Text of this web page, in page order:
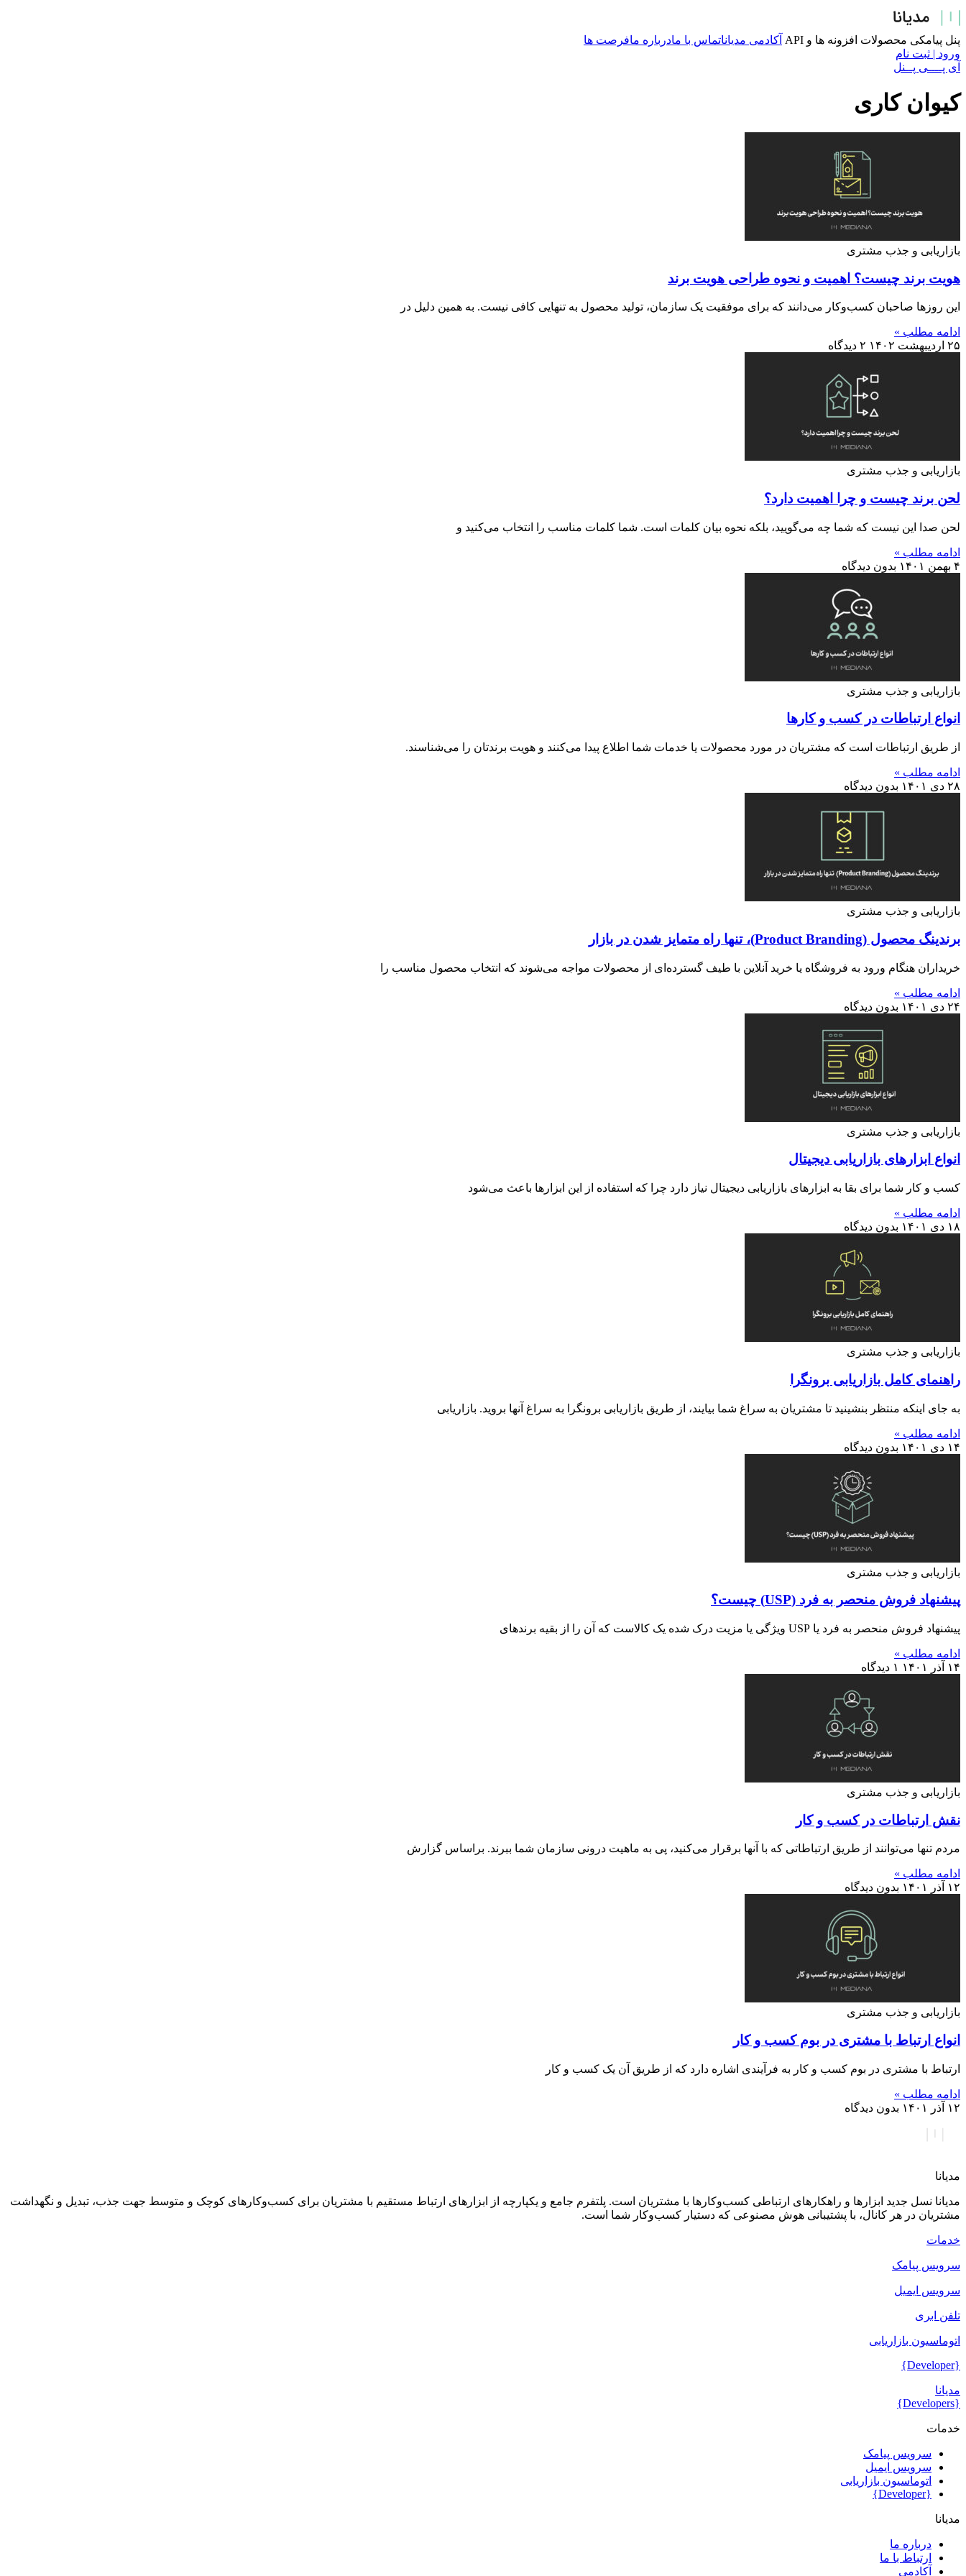
پرش
به
محتوا
پنل پیامکی محصولات افزونه ها و API آکادمی مدیاناتماس با مادرباره مافرصت ها
ورود | ثبت نام
آی پــــی پــنل
کیوان کاری
بازاریابی و جذب مشتری
هویت برند چیست؟ اهمیت و نحوه طراحی هویت برند
این روزها صاحبان کسب‌وکار می‌دانند که برای موفقیت یک سازمان، تولید محصول به تنهایی کافی نیست. به همین دلیل در
ادامه مطلب »
۲۵ اردیبهشت ۱۴۰۲
۲ دیدگاه
بازاریابی و جذب مشتری
لحن برند چیست و چرا اهمیت دارد؟
لحن صدا این نیست که شما چه می‌گویید، بلکه نحوه بیان کلمات است. شما کلمات مناسب را انتخاب می‌کنید و
ادامه مطلب »
۴ بهمن ۱۴۰۱
بدون دیدگاه
بازاریابی و جذب مشتری
انواع ارتباطات در کسب و کارها
از طریق ارتباطات است که مشتریان در مورد محصولات یا خدمات شما اطلاع پیدا می‌کنند و هویت برندتان را می‌شناسند.
ادامه مطلب »
۲۸ دی ۱۴۰۱
بدون دیدگاه
بازاریابی و جذب مشتری
برندینگ محصول (Product Branding)، تنها راه متمایز شدن در بازار
خریداران هنگام ورود به فروشگاه یا خرید آنلاین با طیف گسترده‌ای از محصولات مواجه می‌شوند که انتخاب محصول مناسب را
ادامه مطلب »
۲۴ دی ۱۴۰۱
بدون دیدگاه
بازاریابی و جذب مشتری
انواع ابزارهای بازاریابی دیجیتال
کسب و کار شما برای بقا به ابزارهای بازاریابی دیجیتال نیاز دارد چرا که استفاده از این ابزارها باعث می‌شود
ادامه مطلب »
۱۸ دی ۱۴۰۱
بدون دیدگاه
بازاریابی و جذب مشتری
راهنمای کامل بازاریابی برونگرا
به جای اینکه منتظر بنشینید تا مشتریان به سراغ شما بیایند، از طریق بازاریابی برونگرا به سراغ آنها بروید. بازاریابی
ادامه مطلب »
۱۴ دی ۱۴۰۱
بدون دیدگاه
بازاریابی و جذب مشتری
پیشنهاد فروش منحصر به فرد (USP) چیست؟
پیشنهاد فروش منحصر به فرد یا USP ویژگی یا مزیت درک شده یک کالاست که آن را از بقیه برندهای
ادامه مطلب »
۱۴ آذر ۱۴۰۱
۱ دیدگاه
بازاریابی و جذب مشتری
نقش ارتباطات در کسب و کار
مردم تنها می‌توانند از طریق ارتباطاتی که با آنها برقرار می‌کنید، پی به ماهیت درونی سازمان شما ببرند. براساس گزارش
ادامه مطلب »
۱۲ آذر ۱۴۰۱
بدون دیدگاه
بازاریابی و جذب مشتری
انواع ارتباط با مشتری در بوم کسب و کار
ارتباط با مشتری در بوم کسب و کار به فرآیندی اشاره دارد که از طریق آن یک کسب و کار
ادامه مطلب »
۱۲ آذر ۱۴۰۱
بدون دیدگاه
مدیانا
مدیانا نسل جدید ابزارها و راهکارهای ارتباطی کسب‌وکارها با مشتریان است. پلتفرم جامع و یکپارچه از ابزارهای ارتباط مستقیم با مشتریان برای کسب‌وکارهای کوچک و متوسط جهت جذب، تبدیل و نگهداشت
مشتریان در هر کانال، با پشتیبانی هوش مصنوعی که دستیار کسب‌وکار شما است.
خدمات
سرویس پیامک
سرویس ایمیل
تلفن ابری
اتوماسیون بازاریابی
{Developer}
مدیانا
{Developers}
خدمات
سرویس پیامک
سرویس ایمیل
اتوماسیون بازاریابی
{Developer}
مدیانا
درباره ما
ارتباط با ما
آکادمی